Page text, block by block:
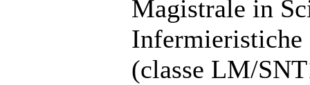
Magistrale in
Infermieristiche
(classe LM/